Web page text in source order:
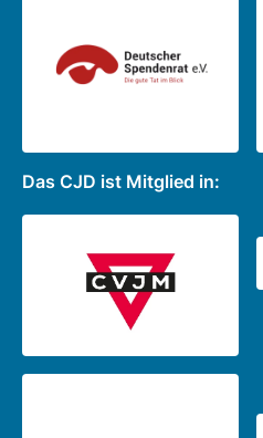
Das CJD ist Mitglied in: